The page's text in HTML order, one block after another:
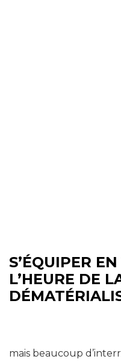
S’ÉQUIPER
L’HEURE DE
mais beaucoup